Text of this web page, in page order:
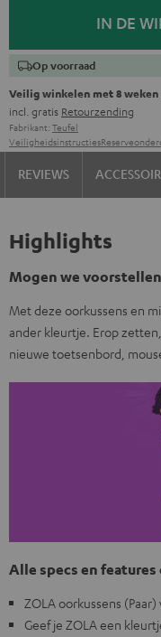
IN DE
Op voorraad
Veilig winkelen met 8
incl. gratis Retourzending
Fabrikant: Teufel
Veiligheidsinstructies
REVIEWS
Highlights
Mogen we voorstellen
Met deze oorkussens en
ander kleurtje. Erop
nieuwe toetsenbord,
Alle specs en features
ZOLA oorkussens
Geef je ZOLA een